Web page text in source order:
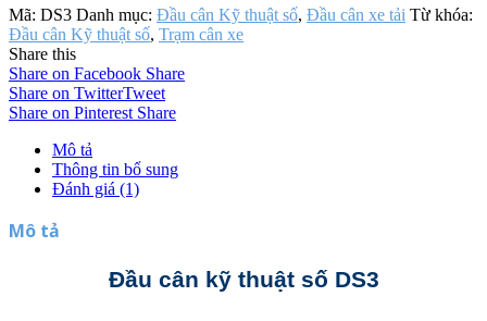
Mã: DS3 Danh mục: Đầu cân Kỹ thuật số, Đầu cân xe tải Từ khóa:
Đầu cân Kỹ thuật số, Trạm cân xe
Share this
Share on Facebook Share
Share on TwitterTweet
Share on Pinterest Share
Mô tả
Thông tin bổ sung
Đánh giá (1)
Mô tả
Đầu cân kỹ thuật số DS3